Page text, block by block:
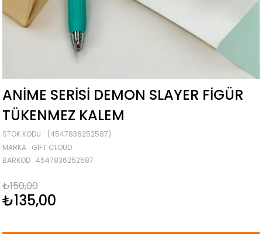
ANIME SERISI DEMON SLAYER FIGÜR
TÜKENMEZ KALEM
STOK KODU
(4547836252587)
MARKA : GIFT CLOUD
BARKOD : 4547836252587
₺150,00
₺135,00